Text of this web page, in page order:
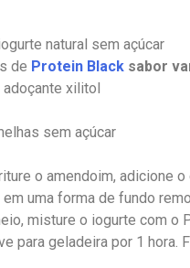
natural sem açúcar
de Protein Black sabor
xilitol
sem açúcar
o amendoim, adicione
uma forma de fundo
misture o iogurte com
para geladeira por 1 hora.